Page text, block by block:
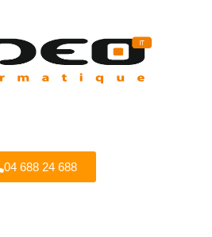
04 688 24 688